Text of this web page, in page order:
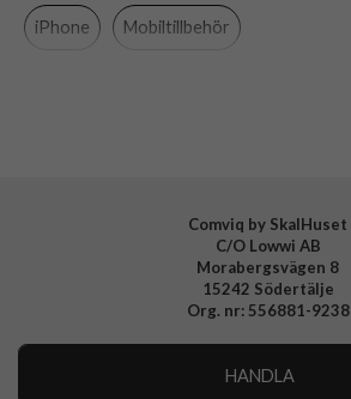
Material
iPhone Mobiltillbehör
Comviq by SkalHuset
C/O Lowwi AB
Morabergsvägen 8
15242 Södertälje
Org. nr: 556881-9238
HANDLA